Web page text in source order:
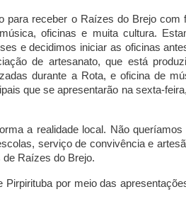
para receber o Raízes do Brejo com
oficinas e muita cultura.
e decidimos iniciar as oficinas
de artesanato, que está
durante a Rota, e oficina de
que se apresentarão na sexta-
a realidade local. Não queríamos
serviço de convivência e
Raízes do Brejo.
por meio das